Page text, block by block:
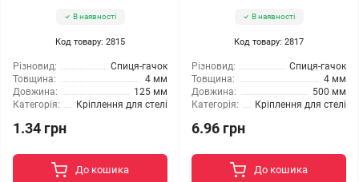
В наявності
Код товару: 2815
Різновид:
Спиця-гачок
Товщина:
4 мм
Довжина:
125 мм
Категорія:
Кріплення для стелі
1.34 грн
До кошика
В наявності
Код товару: 2817
Різновид:
Спиця-гачок
Товщина:
4 мм
Довжина:
500 мм
Категорія:
Кріплення для стелі
6.96 грн
До кошика